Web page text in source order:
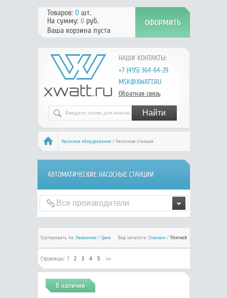
НАШИ КОНТАКТЫ:
+7 (495) 364-64-29
MSK@XWATT.RU
Обратная связь
Товаров: 0шт.
На сумму: 0руб.
Ваша корзина пуста
Насосное оборудование/ Насосные станции
АВТОМАТИЧЕСКИЕ НАСОСНЫЕ СТАНЦИИ
Сортировать по: Названию/ Цене Вид каталога: Списком/ Плиткой
Страницы: 1 2 3 4 5 >>
В наличии